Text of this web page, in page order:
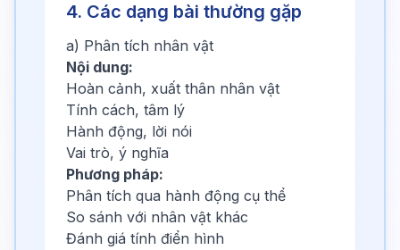
4. Các dạng bài thường gặp
a) Phân tích nhân vật
Nội dung:
Hoàn cảnh, xuất thân nhân vật
Tính cách, tâm lý
Hành động, lời nói
Vai trò, ý nghĩa
Phương pháp:
Phân tích qua hành động cụ thể
So sánh với nhân vật khác
Đánh giá tính điển hình